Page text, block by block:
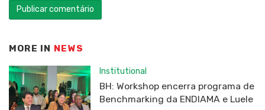
MORE IN NEWS
Institutional
BH: Workshop encerra programa de
Benchmarking da ENDIAMA e Luele